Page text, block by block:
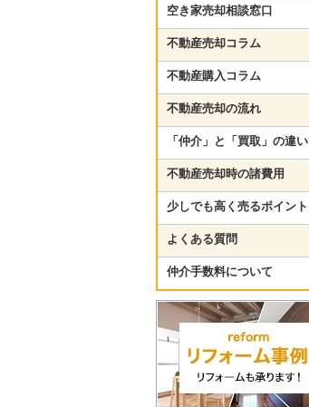
空き家売却相談窓口
不動産売却コラム
不動産購入コラム
不動産売却の流れ
「仲介」と「買取」の違い
不動産売却時の諸費用
少しでも高く売るポイント
よくある質問
仲介手数料について